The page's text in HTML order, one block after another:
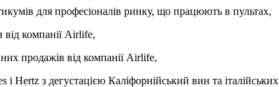
для професіоналів ринку, що працюють в пультах,
компанії Airlife,
продажів від компанії Airlife,
Hertz з дегустацією Каліфорнійський вин та